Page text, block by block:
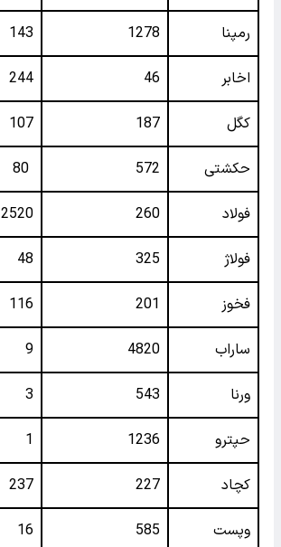
رمپنا 1278
143
اخابر 46
244
کگل 187
107
حکشتی‌ 572
فولاد 260
2520
فولاژ 325
48
فخوز 201
116
ساراب 4820
9
ورنا 543
3
حپترو 1236
1
کچاد 227
237
وپست 585
16